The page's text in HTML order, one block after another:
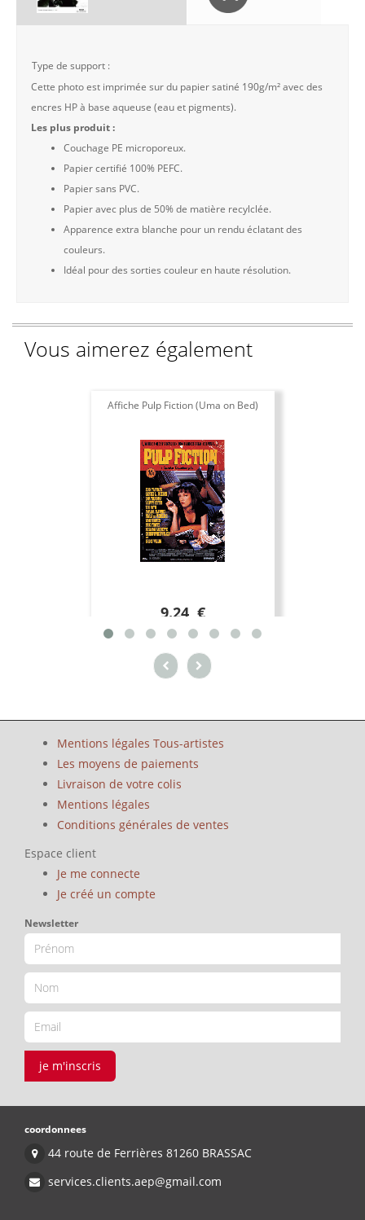
Type de support :
Cette photo est imprimée sur du papier satiné 190g/m² avec des
encres HP à base aqueuse (eau et pigments).
Les plus produit :
Couchage PE microporeux.
Papier certifié 100% PEFC.
Papier sans PVC.
Papier avec plus de 50% de matière recylclée.
Apparence extra blanche pour un rendu éclatant des
couleurs.
Idéal pour des sorties couleur en haute résolution.
Vous aimerez également
Affiche Pulp Fiction (Uma on Bed)
9.24 €
Mentions légales Tous-artistes
Les moyens de paiements
Livraison de votre colis
Mentions légales
Conditions générales de ventes
Espace client
Je me connecte
Je créé un compte
Newsletter
je m'inscris
coordonnees
44 route de Ferrières 81260 BRASSAC
services.clients.aep@gmail.com